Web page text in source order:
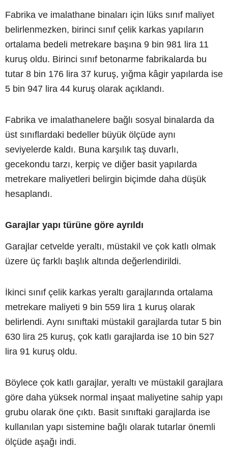
Fabrika ve imalathane binaları için lüks sınıf maliyet
belirlenmezken, birinci sınıf çelik karkas yapıların
ortalama bedeli metrekare başına 9 bin 981 lira 11
kuruş oldu. Birinci sınıf betonarme fabrikalarda bu
tutar 8 bin 176 lira 37 kuruş, yığma kâgir yapılarda ise
5 bin 947 lira 44 kuruş olarak açıklandı.
Fabrika ve imalathanelere bağlı sosyal binalarda da
üst sınıflardaki bedeller büyük ölçüde aynı
seviyelerde kaldı. Buna karşılık taş duvarlı,
gecekondu tarzı, kerpiç ve diğer basit yapılarda
metrekare maliyetleri belirgin biçimde daha düşük
hesaplandı.
Garajlar yapı türüne göre ayrıldı
Garajlar cetvelde yeraltı, müstakil ve çok katlı olmak
üzere üç farklı başlık altında değerlendirildi.
İkinci sınıf çelik karkas yeraltı garajlarında ortalama
metrekare maliyeti 9 bin 559 lira 1 kuruş olarak
belirlendi. Aynı sınıftaki müstakil garajlarda tutar 5 bin
630 lira 25 kuruş, çok katlı garajlarda ise 10 bin 527
lira 91 kuruş oldu.
Böylece çok katlı garajlar, yeraltı ve müstakil garajlara
göre daha yüksek normal inşaat maliyetine sahip yapı
grubu olarak öne çıktı. Basit sınıftaki garajlarda ise
kullanılan yapı sistemine bağlı olarak tutarlar önemli
ölçüde aşağı indi.